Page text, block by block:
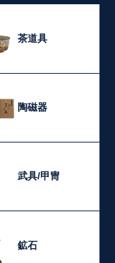
茶道具
陶磁器
武具/甲冑
鉱石